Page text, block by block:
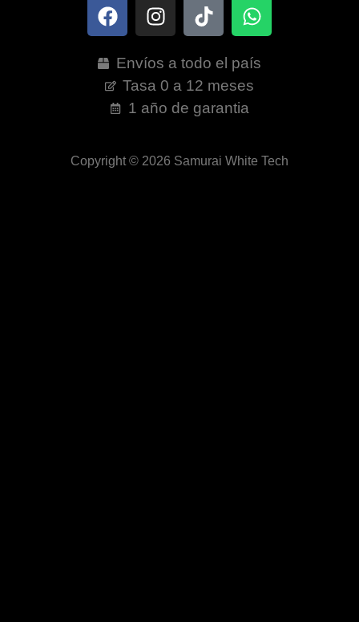
Envíos a todo el país
Tasa 0 a 12 meses
1 año de garantia
Copyright © 2026 Samurai White Tech